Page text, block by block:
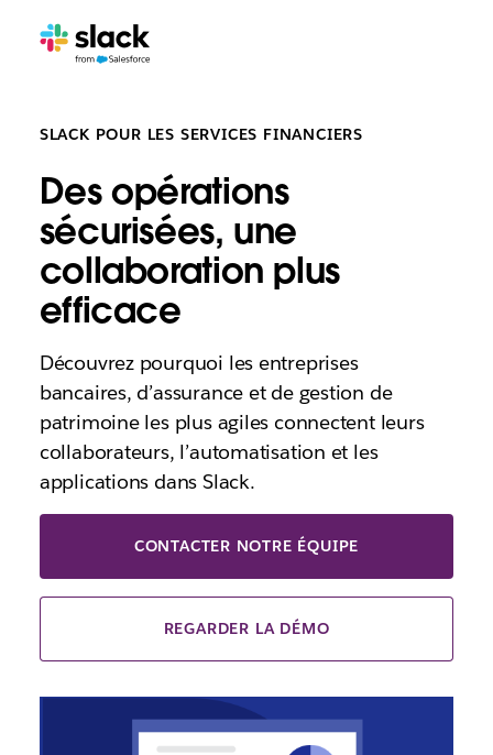
SLACK POUR LES SERVICES FINANCIERS
Des opérations
sécurisées, une
collaboration plus
efficace
Découvrez pourquoi les entreprises
bancaires, d’assurance et de gestion de
patrimoine les plus agiles connectent leurs
collaborateurs, l’automatisation et les
applications dans Slack.
CONTACTER NOTRE ÉQUIPE
REGARDER LA DÉMO